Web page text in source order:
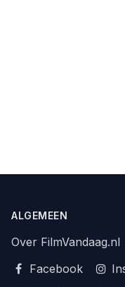
ALGEMEEN
Over FilmVandaag.nl
Facebook